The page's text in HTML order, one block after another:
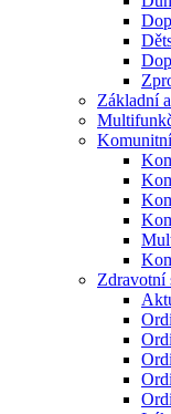
Základní
Zdravotní